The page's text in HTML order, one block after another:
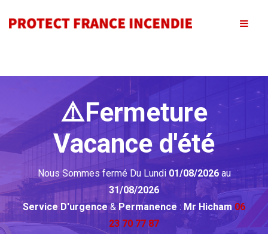
⚠️Fermeture
Vacance d'été
Nous Sommes fermé Du Lundi 01/08/2026au
31/08/2026
Service D'urgence&Permanence : Mr Hicham 06
23 70 77 87